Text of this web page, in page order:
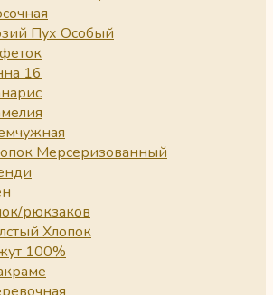
Пух Особый
16
Мерсеризованный
рюкзаков
Хлопок
100%